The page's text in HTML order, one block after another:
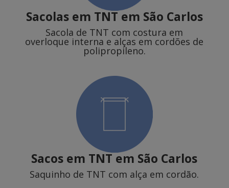
Sacolas em TNTem São Carlos
Sacola de TNT com costura em
overloque interna e alças em cordões de
polipropileno.
Sacos em TNTem São Carlos
Saquinho de TNT com alça em cordão.